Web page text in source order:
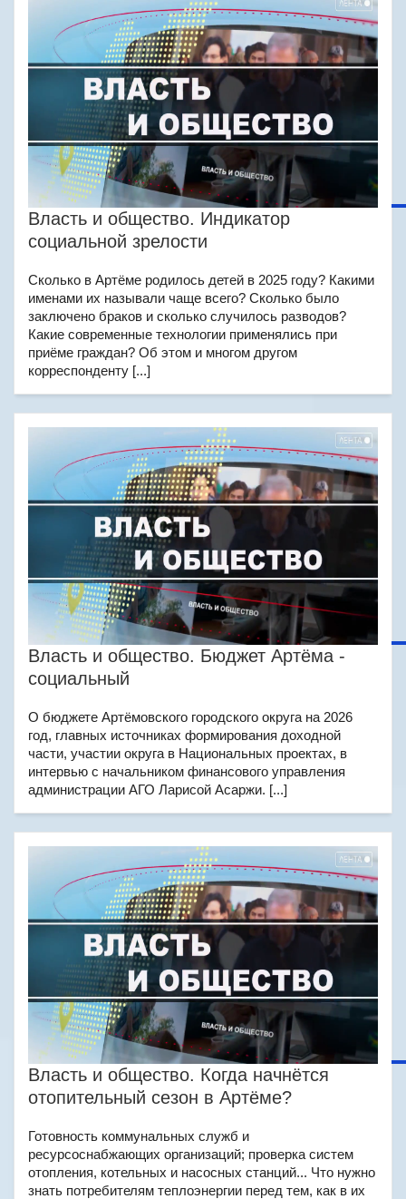
Власть и общество. Индикатор
социальной зрелости
Сколько в Артёме родилось детей в 2025 году? Какими
именами их называли чаще всего? Сколько было
заключено браков и сколько случилось разводов?
Какие современные технологии применялись при
приёме граждан? Об этом и многом другом
корреспонденту [...]
Власть и общество. Бюджет Артёма -
социальный
О бюджете Артёмовского городского округа на 2026
год, главных источниках формирования доходной
части, участии округа в Национальных проектах, в
интервью с начальником финансового управления
администрации АГО Ларисой Асаржи. [...]
Власть и общество. Когда начнётся
отопительный сезон в Артёме?
Готовность коммунальных служб и
ресурсоснабжающих организаций; проверка систем
отопления, котельных и насосных станций... Что нужно
знать потребителям теплоэнергии перед тем, как в их